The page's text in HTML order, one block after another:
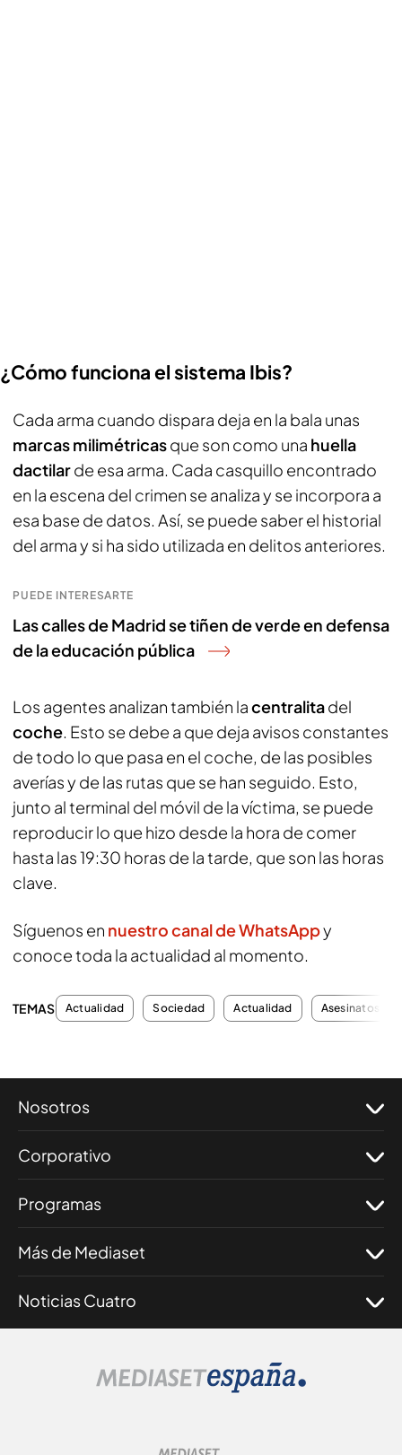
¿Cómo funciona el sistema Ibis?
Cada arma cuando dispara deja en la bala unas
marcas milimétricasque son como una huella
dactilarde esa arma. Cada casquillo encontrado
en la escena del crimen se analiza y se incorpora a
esa base de datos. Así, se puede saber el historial
del arma y si ha sido utilizada en delitos anteriores.
PUEDE INTERESARTE
Las calles de Madrid se tiñen de verde en defensa
de la educación pública
Los agentes analizan también lacentralitadel
coche. Esto se debe a que deja avisos constantes
de todo lo que pasa en el coche, de las posibles
averías y de las rutas que se han seguido. Esto,
junto al terminal del móvil de la víctima, se puede
reproducir lo que hizo desde la hora de comer
hasta las 19:30 horas de la tarde, que son las horas
clave.
Síguenos en nuestro canal de WhatsAppy
conoce toda la actualidad al momento.
TEMAS Actualidad Sociedad Actualidad Asesinatos
Nosotros
Corporativo
Programas
Más de Mediaset
Noticias Cuatro